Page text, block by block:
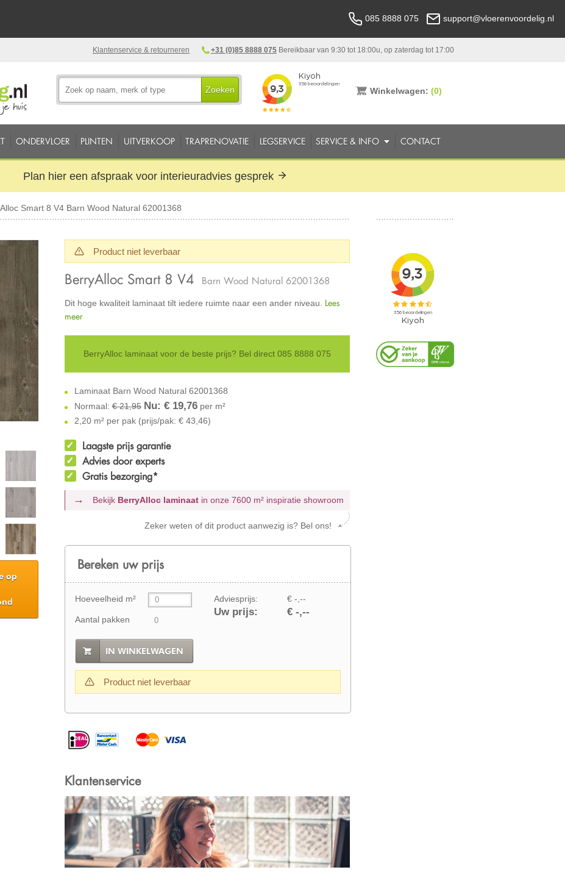
085 8888 075 support@vloerenvoordelig.nl
+31 (0)85 8888 075 Bereikbaar van 9:30 tot 18:00u, op zaterdag tot 17:00
Klantenservice & retourneren
Zoeken Winkelwagen: (0)
ONDERVLOER PLINTEN UITVERKOOP TRAPRENOVATIE LEGSERVICE SERVICE & INFO CONTACT
Plan hier een afspraak voor interieuradvies gesprek
Smart 8 V4 Barn Wood Natural 62001368
op
Product niet leverbaar
BerryAlloc Smart 8 V4 Barn Wood Natural 62001368
Dit hoge kwaliteit laminaat tilt iedere ruimte naar een ander niveau. Lees
meer
BerryAlloc laminaat voor de beste prijs? Bel direct 085 8888 075
Laminaat Barn Wood Natural 62001368
Normaal:€ 21,95 Nu: € 19,76per m²
2,20 m² per pak (prijs/pak: € 43,46)
Laagste prijs garantie
Advies door experts
Gratis bezorging*
Bekijk BerryAlloc laminaat in onze 7600 m² inspiratie showroom
Zeker weten of dit product aanwezig is? Bel ons!
Bereken uw prijs
Hoeveelheid m²
Aantal pakken
Adviesprijs: € -,--
Uw prijs: € -,--
IN WINKELWAGEN
Product niet leverbaar
Klantenservice